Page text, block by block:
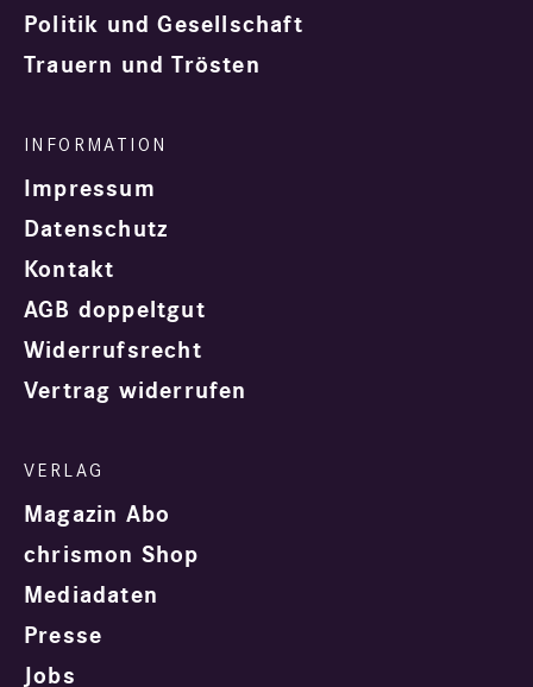
Politik und Gesellschaft
Trauern und Trösten
Impressum
Datenschutz
Kontakt
AGB doppeltgut
Widerrufsrecht
Vertrag widerrufen
Magazin Abo
chrismon Shop
Mediadaten
Presse
Jobs